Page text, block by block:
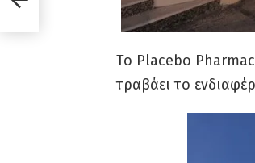
Το Placebo
τραβάει το